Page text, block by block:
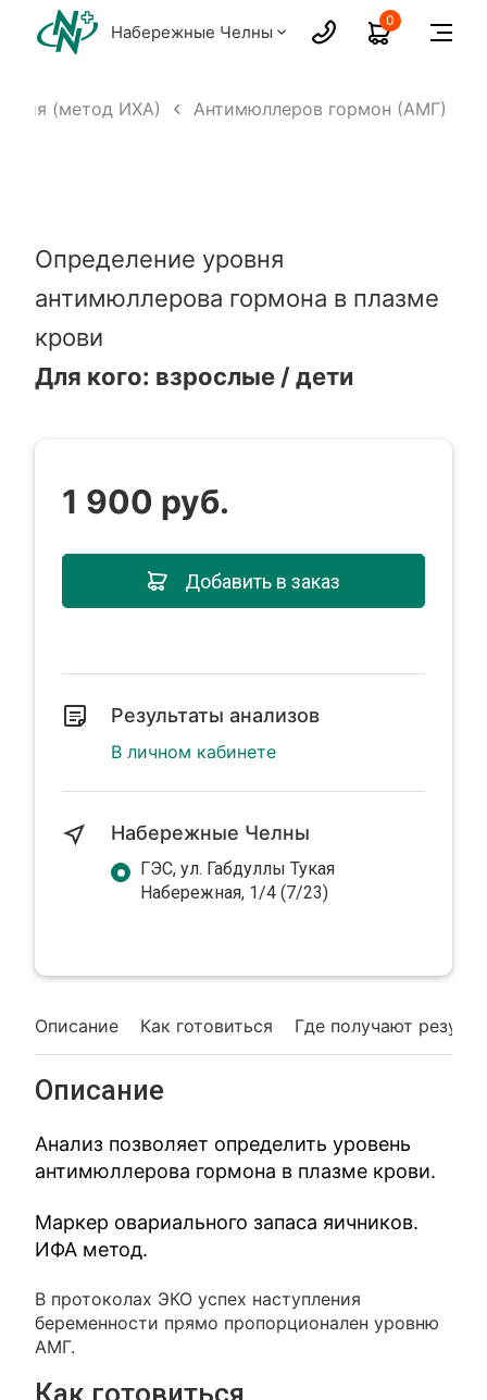
Набережные Челны
0
(метод ИХА) Антимюллеров гормон (АМГ)
Определение уровня
антимюллерова гормона в плазме
крови
Для кого: взрослые / дети
Описание Как готовиться Где получают
Описание
Анализ позволяет определить уровень
антимюллерова гормона в плазме крови.
Маркер овариального запаса яичников.
ИФА метод.
В протоколах ЭКО успех наступления
беременности прямо пропорционален уровню
АМГ.
Как готовиться
1 900 руб.
Добавить в заказ
Результаты анализов
В личном кабинете
Набережные Челны
ГЭС, ул. Габдуллы Тукая
Набережная, 1/4 (7/23)